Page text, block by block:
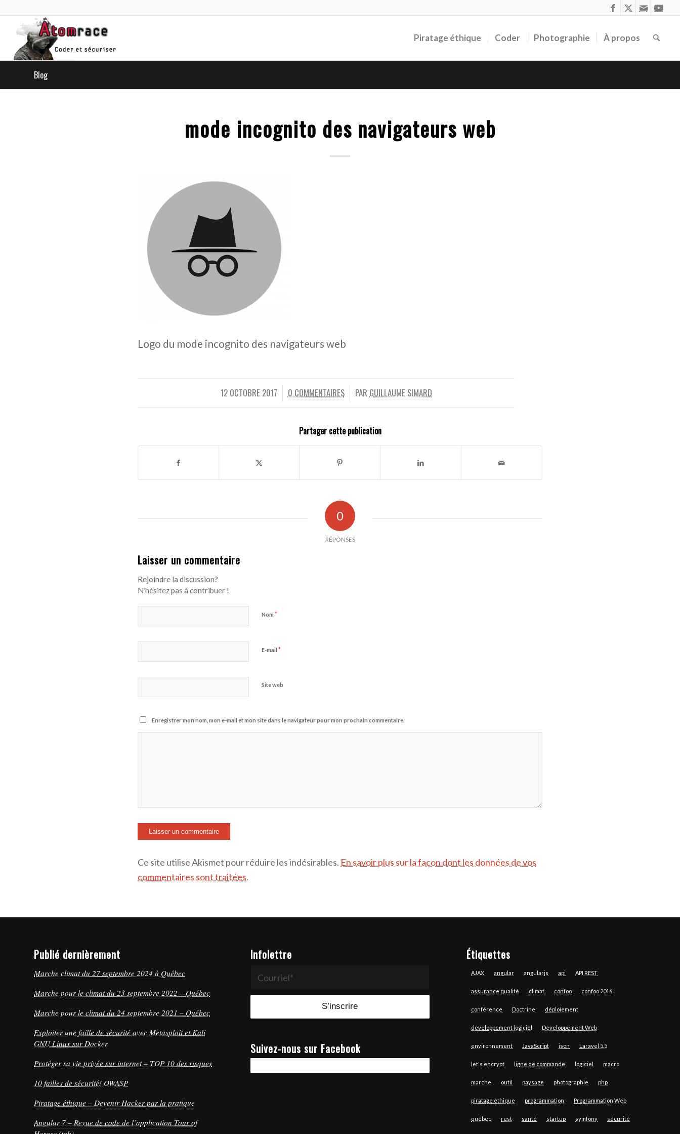
Piratage éthique Coder Photographie À propos
Blog
mode incognito des navigateurs web
Logo du mode incognito des navigateurs web
12 OCTOBRE 2017
/ 0 COMMENTAIRES
/ PAR GUILLAUME SIMARD
Partager cette publication
0
RÉPONSES
Laisser un commentaire
Rejoindre la discussion?
N’hésitez pas à contribuer !
Nom *
E-mail *
Site web
Enregistrer mon nom, mon e-mail et mon site dans le navigateur pour mon prochain commentaire.
Ce site utilise Akismet pour réduire les indésirables. En savoir plus sur la façon dont les données de vos
commentaires sont traitées.
Publié dernièrement
Marche climat du 27 septembre 2024 à Québec
Marche pour le climat du 23 septembre 2022 – Québec
Marche pour le climat du 24 septembre 2021 – Québec
Exploiter une faille de sécurité avec Metasploit et Kali
GNU Linux sur Docker
Protéger sa vie privée sur internet – TOP 10 des risques
10 failles de sécurité! OWASP
Piratage éthique – Devenir Hacker par la pratique
Angular 7 – Revue de code de l’application Tour of
Infolettre
Suivez-nous sur Facebook
Étiquettes
AJAX angular angularjs api API REST
assurance qualité climat confoo confoo 2016
conférence Doctrine déploiement
développement logiciel Développement Web
environnement JavaScript json Laravel 5.5
let's encrypt ligne de commande logiciel macro
marche outil paysage photographie php
piratage éthique programmation Programmation Web
québec rest santé startup symfony sécurité